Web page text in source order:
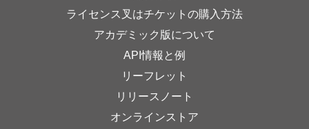
ライセンス叉はチケットの購入方法
アカデミック版について
API情報と例
リーフレット
リリースノート
オンラインストア